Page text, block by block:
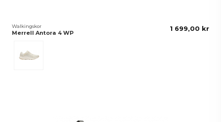
Walkingskor
Merrell Antora 4 WP
1 699,00 kr